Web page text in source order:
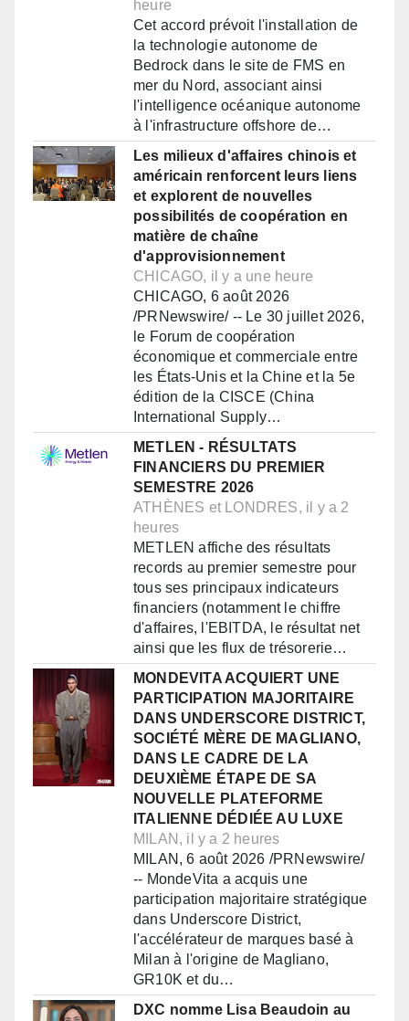
heure
Cet accord prévoit l'installation de
la technologie autonome de
Bedrock dans le site de FMS en
mer du Nord, associant ainsi
l'intelligence océanique autonome
à l'infrastructure offshore de…
Les milieux d'affaires chinois et
américain renforcent leurs liens
et explorent de nouvelles
possibilités de coopération en
matière de chaîne
d'approvisionnement
CHICAGO, il y a une heure
CHICAGO, 6 août 2026
/PRNewswire/ -- Le 30 juillet 2026,
le Forum de coopération
économique et commerciale entre
les États-Unis et la Chine et la 5e
édition de la CISCE (China
International Supply…
METLEN - RÉSULTATS
FINANCIERS DU PREMIER
SEMESTRE 2026
ATHÈNES et LONDRES, il y a 2
heures
METLEN affiche des résultats
records au premier semestre pour
tous ses principaux indicateurs
financiers (notamment le chiffre
d'affaires, l'EBITDA, le résultat net
ainsi que les flux de trésorerie…
MONDEVITA ACQUIERT UNE
PARTICIPATION MAJORITAIRE
DANS UNDERSCORE DISTRICT,
SOCIÉTÉ MÈRE DE MAGLIANO,
DANS LE CADRE DE LA
DEUXIÈME ÉTAPE DE SA
NOUVELLE PLATEFORME
ITALIENNE DÉDIÉE AU LUXE
MILAN, il y a 2 heures
MILAN, 6 août 2026 /PRNewswire/
-- MondeVita a acquis une
participation majoritaire stratégique
dans Underscore District,
l'accélérateur de marques basé à
Milan à l'origine de Magliano,
GR10K et du…
DXC nomme Lisa Beaudoin au